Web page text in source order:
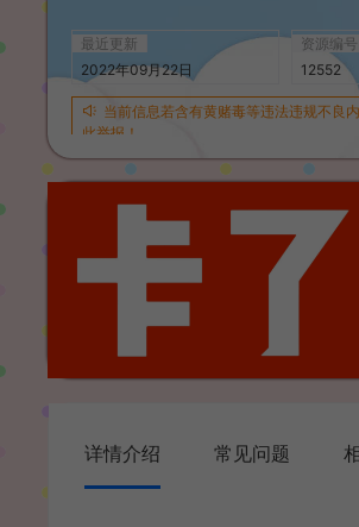
最近更新
2022年09月22日
资源编号
12552
当前信息若含有黄赌毒等违法违规不良
此举报！
详情介绍 常见问题